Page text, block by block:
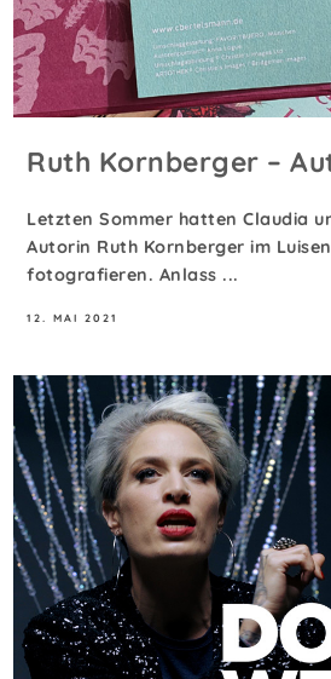
Ruth Kornberger –
Letzten Sommer hatten Claudia
Autorin Ruth Kornberger im
fotografieren. Anlass ...
12. MAI 2021